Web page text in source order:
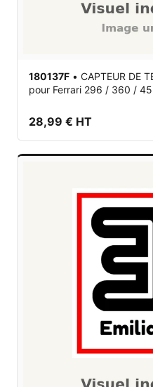
180137F • CAPTEUR DE
pour Ferrari 296 / 360 /
28,99 € HT